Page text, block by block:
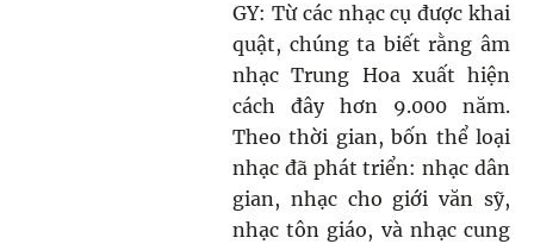
GY: Từ các nhạc cụ được khai
quật, chúng ta biết rằng âm
nhạc Trung Hoa xuất hiện
cách đây hơn 9.000 năm.
Theo thời gian, bốn thể loại
nhạc đã phát triển: nhạc dân
gian, nhạc cho giới văn sỹ,
nhạc tôn giáo, và nhạc cung